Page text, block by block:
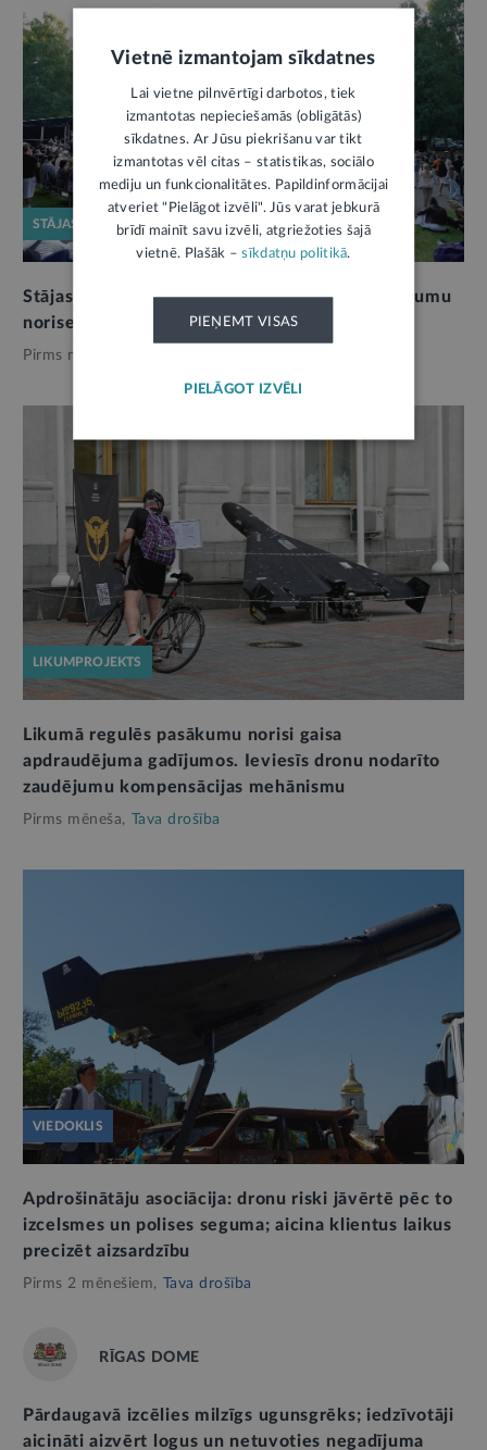
STĀJAS SPĒKĀ
Stājas spēkā regulējums rīcībai publisko pasākumu
norisei gaisa telpas apdraudējuma gadījumā
Pirms nedēļas,
LIKUMPROJEKTS
Likumā regulēs pasākumu norisi gaisa
apdraudējuma gadījumos. Ieviesīs dronu nodarīto
zaudējumu kompensācijas mehānismu
Pirms mēneša, Tava drošība
VIEDOKLIS
Apdrošinātāju asociācija: dronu riski jāvērtē pēc to
izcelsmes un polises seguma; aicina klientus laikus
precizēt aizsardzību
Pirms 2 mēnešiem, Tava drošība
RĪGAS DOME
Pārdaugavā izcēlies milzīgs ugunsgrēks; iedzīvotāji
aicināti aizvērt logus un netuvoties negadījuma
Vietnē izmantojam sīkdatnes
Lai vietne pilnvērtīgi darbotos, tiek
izmantotas nepieciešamās (obligātās)
sīkdatnes. Ar Jūsu piekrišanu var tikt
izmantotas vēl citas – statistikas, sociālo
mediju un funkcionalitātes. Papildinformācijai
atveriet "Pielāgot izvēli". Jūs varat jebkurā
brīdī mainīt savu izvēli, atgriežoties šajā
vietnē. Plašāk –sīkdatņu politikā.
PIEŅEMT VISAS
PIELĀGOT IZVĒLI